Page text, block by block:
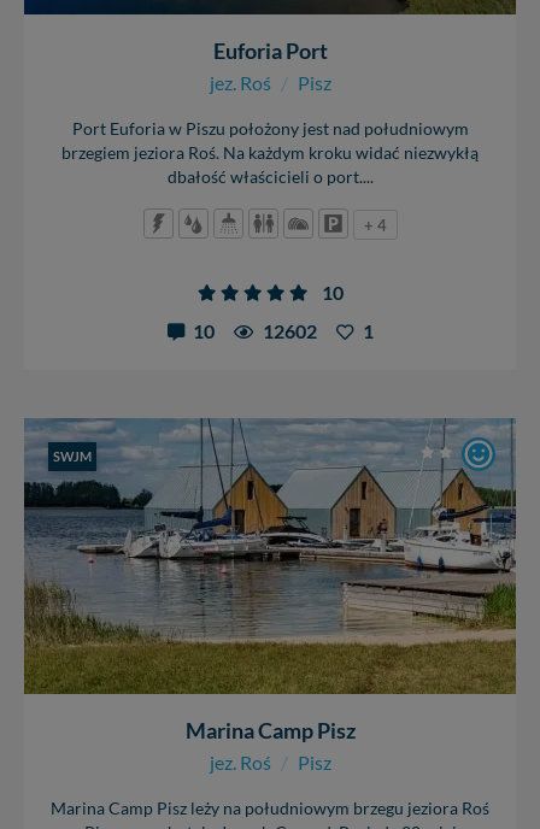
Euforia Port
jez. Roś / Pisz
Port Euforia w Piszu położony jest nad południowym
brzegiem jeziora Roś. Na każdym kroku widać niezwykłą
dbałość właścicieli o port....
+ 4
10
10
12602 1
SWJM
Marina Camp Pisz
jez. Roś / Pisz
Marina Camp Pisz leży na południowym brzegu jeziora Roś